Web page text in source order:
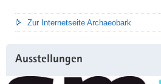
Zur Internetseite Archaeobark
Ausstellungen